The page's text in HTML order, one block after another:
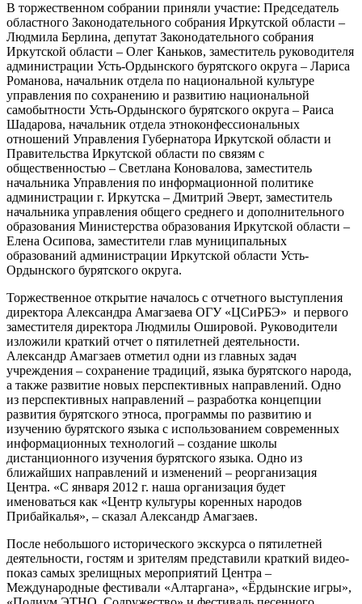
В торжественном собрании приняли участие: Председатель
областного Законодательного собрания Иркутской области –
Людмила Берлина, депутат Законодательного собрания
Иркутской области – Олег Каньков, заместитель руководителя
администрации Усть-Ордынского бурятского округа – Лариса
Романова, начальник отдела по национальной культуре
управления по сохранению и развитию национальной
самобытности Усть-Ордынского бурятского округа – Раиса
Шадарова, начальник отдела этноконфессиональных
отношений Управления Губернатора Иркутской области и
Правительства Иркутской области по связям с
общественностью – Светлана Коновалова, заместитель
начальника Управления по информационной политике
администрации г. Иркутска – Дмитрий Эверт, заместитель
начальника управления общего среднего и дополнительного
образования Министерства образования Иркутской области –
Елена Осипова, заместители глав муниципальных
образований администрации Иркутской области Усть-
Ордынского бурятского округа.
Торжественное открытие началось с отчетного выступления
директора Александра Амагзаева ОГУ «ЦСиРБЭ» и первого
заместителя директора Людмилы Ошировой. Руководители
изложили краткий отчет о пятилетней деятельности.
Александр Амагзаев отметил одни из главных задач
учреждения – сохранение традиций, языка бурятского народа,
а также развитие новых перспективных направлений. Одно
из перспективных направлений – разработка концепции
развития бурятского этноса, программы по развитию и
изучению бурятского языка с использованием современных
информационных технологий – создание школы
дистанционного изучения бурятского языка. Одно из
ближайших направлений и изменений – реорганизация
Центра. «С января 2012 г. наша организация будет
именоваться как «Центр культуры коренных народов
Прибайкалья», – сказал Александр Амагзаев.
После небольшого исторического экскурса о пятилетней
деятельности, гостям и зрителям представили краткий видео-
показ самых зрелищных мероприятий Центра –
Международные фестивали «Алтаргана», «Ёрдынские игры»,